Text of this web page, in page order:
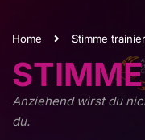
Home Stimme
Anziehend wirst du
du.